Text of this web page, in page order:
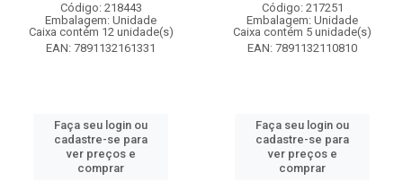
Código: 218443
Embalagem: Unidade
Caixa contém 12 unidade(s)
EAN: 7891132161331
Faça seu login ou
cadastre-se para
ver preços e
comprar
Código: 217251
Embalagem: Unidade
Caixa contém 5 unidade(s)
EAN: 7891132110810
Faça seu login ou
cadastre-se para
ver preços e
comprar